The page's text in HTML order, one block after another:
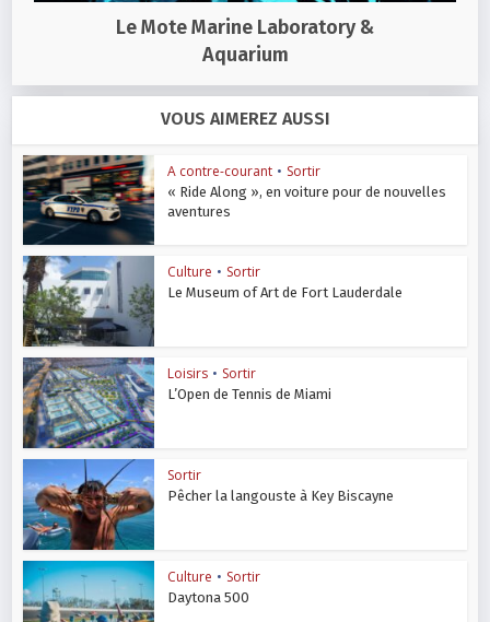
Le Mote Marine Laboratory &
Aquarium
VOUS AIMEREZ AUSSI
A contre-courant • Sortir
« Ride Along », en voiture pour de nouvelles
aventures
Culture • Sortir
Le Museum of Art de Fort Lauderdale
Loisirs • Sortir
L’Open de Tennis de Miami
Sortir
Pêcher la langouste à Key Biscayne
Culture • Sortir
Daytona 500